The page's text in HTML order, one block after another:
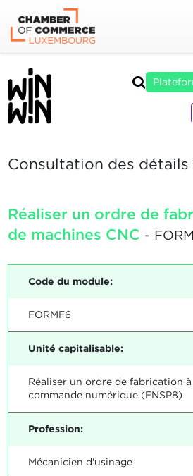
Consultation des détails
Réaliser un ordre de
de machines CNC -
Code du module:
FORMF6
Unité capitalisable:
Réaliser un ordre de fabrication
commande numérique (ENSP8)
Profession:
Mécanicien d'usinage